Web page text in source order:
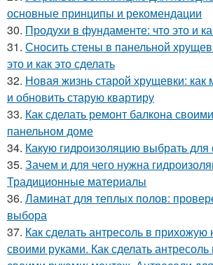
основные принципы и рекомендации
30. Продухи в фундаменте: что это и
31. Сносить стены в панельной
это и как это сделать
32. Новая жизнь старой хрущевки: как
и обновить старую квартиру
33. Как сделать ремонт балкона
панельном доме
34. Какую гидроизоляцию выбрать
35. Зачем и для чего нужна
Традиционные материалы
36. Ламинат для теплых полов:
выбора
37. Как сделать антресоль в прихожую
своими руками. Как сделать